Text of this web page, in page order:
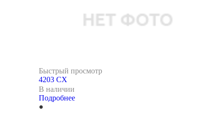
Быстрый просмотр
4203 CX
В наличии
Подробнее